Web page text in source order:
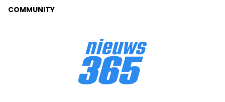
COMMUNITY